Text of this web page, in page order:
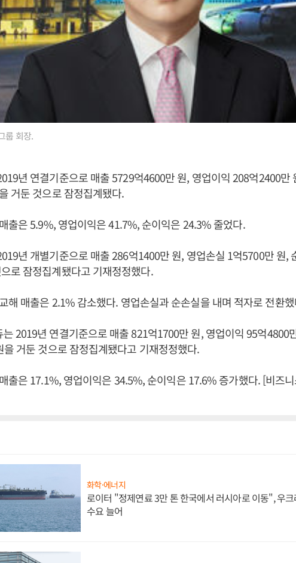
룹 회장.
년 연결기준으로 매출 5729억4600만 원, 영업이익 208억2400만
거둔 것으로 잠정집계됐다.
출은 5.9%, 영업이익은 41.7%, 순이익은 24.3% 줄었다.
년 개별기준으로 매출 286억1400만 원, 영업손실 1억5700만 원,
로 잠정집계됐다고 기재정정했다.
해 매출은 2.1% 감소했다. 영업손실과 순손실을 내며 적자로 전환
2019년 연결기준으로 매출 821억1700만 원, 영업이익 95억4800
을 거둔 것으로 잠정집계됐다고 기재정정했다.
출은 17.1%, 영업이익은 34.5%, 순이익은 17.6% 증가했다. [비즈
화학·에너지
로이터 "정제연료 3만 톤 한국에서 러시아로 이동", 우
수요 늘어